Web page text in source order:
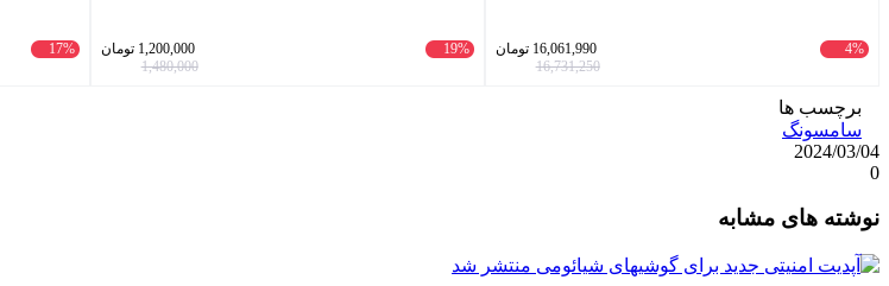
4%
16,061,990 تومان
16,731,250
19%
1,200,000 تومان
1,480,000
17%
برچسب ها
سامسونگ
2024/03/04
0
آپ
گذاری
ایمیل
نوشته های مشابه